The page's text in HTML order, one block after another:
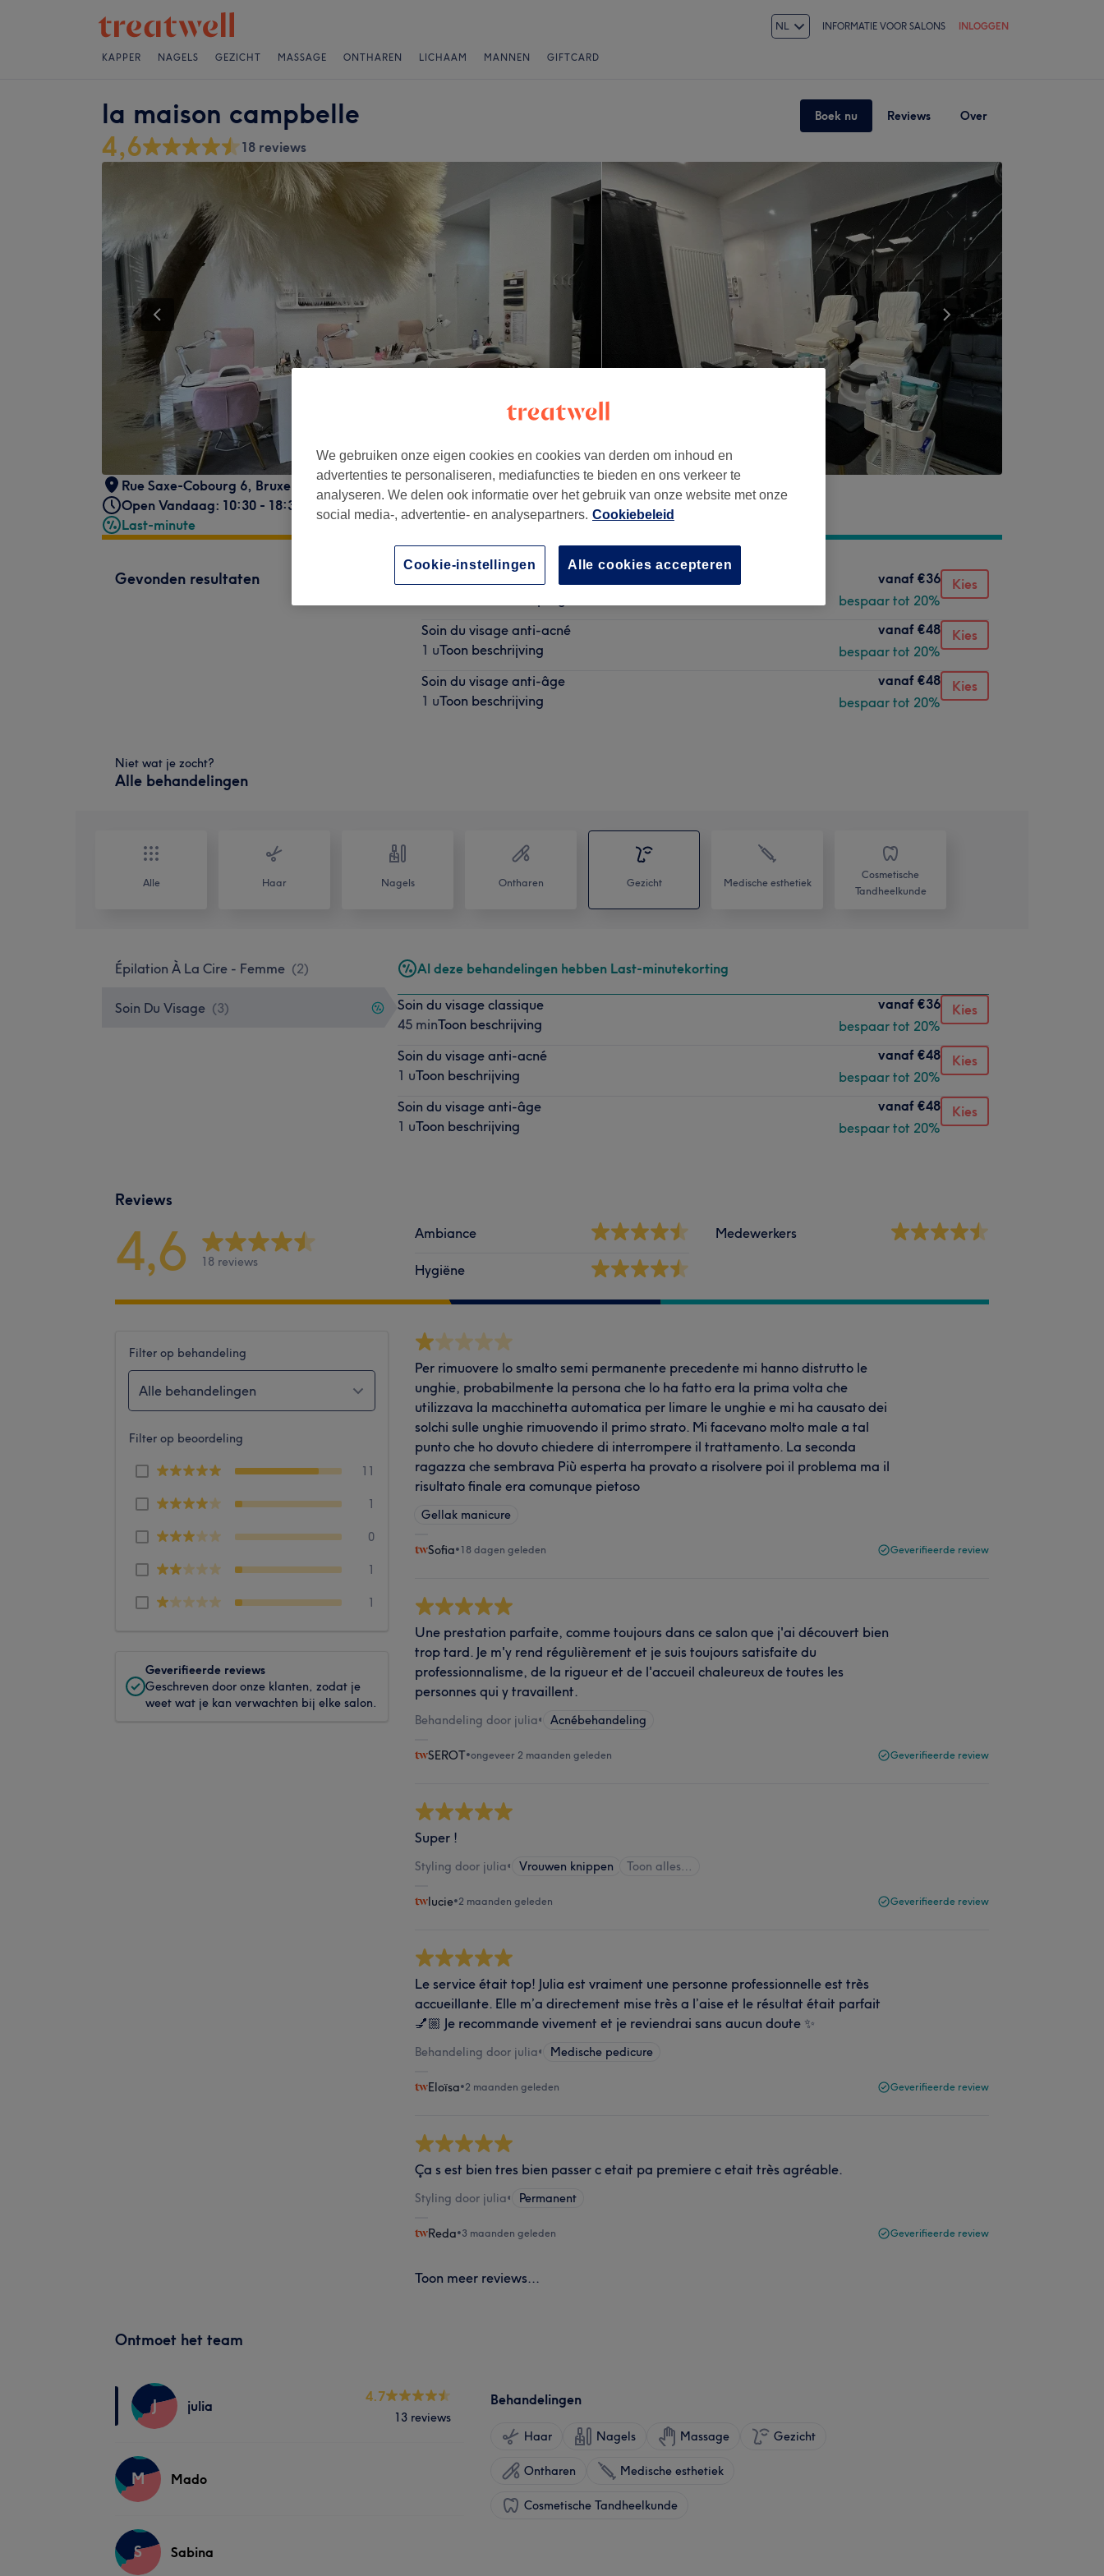
NL INFORMATIE VOOR SALONS INLOGGEN
KAPPER NAGELS GEZICHT MASSAGE ONTHAREN LICHAAM MANNEN GIFTCARD
la maison campbelle Boek nu Reviews Over
4,6 18 reviews
Rue Saxe-Cobourg 6, Bruxelles
Open Vandaag: 10:30 - 18:30
Last-minute
Gevonden resultaten vanaf €36
bespaar tot 20%
Kies
Soin du visage anti-acné
1 uToon beschrijving
vanaf €48
bespaar tot 20%
Kies
Soin du visage anti-âge
1 uToon beschrijving
vanaf €48
bespaar tot 20%
Kies
Niet wat je zocht?
Alle behandelingen
Alle Haar Nagels Ontharen Gezicht Medische esthetiek
Cosmetische
Tandheelkunde
Épilation À La Cire - Femme (2)
Soin Du Visage (3)
Al deze behandelingen hebben Last-minutekorting
Soin du visage classique
45 minToon beschrijving
vanaf €36
bespaar tot 20%
Kies
Soin du visage anti-acné
1 uToon beschrijving
vanaf €48
bespaar tot 20%
Kies
Soin du visage anti-âge
1 uToon beschrijving
vanaf €48
bespaar tot 20%
Kies
Reviews
4,6 18 reviews
Ambiance
Hygiëne
Medewerkers
Filter op behandeling
Alle behandelingen
Filter op beoordeling
11
1
0
1
1
Geverifieerde reviews
Geschreven door onze klanten, zodat je
weet wat je kan verwachten bij elke salon.
Per rimuovere lo smalto semi permanente precedente mi hanno distrutto le
unghie, probabilmente la persona che lo ha fatto era la prima volta che
utilizzava la macchinetta automatica per limare le unghie e mi ha causato dei
solchi sulle unghie rimuovendo il primo strato. Mi facevano molto male a tal
punto che ho dovuto chiedere di interrompere il trattamento. La seconda
ragazza che sembrava Più esperta ha provato a risolvere poi il problema ma il
risultato finale era comunque pietoso
Gellak manicure
Sofia•18 dagen geleden Geverifieerde review
Une prestation parfaite, comme toujours dans ce salon que j'ai découvert bien
trop tard. Je m'y rend régulièrement et je suis toujours satisfaite du
professionnalisme, de la rigueur et de l'accueil chaleureux de toutes les
personnes qui y travaillent.
Behandeling door julia• Acnébehandeling
SEROT•ongeveer 2 maanden geleden Geverifieerde review
Super !
Styling door julia• Vrouwen knippen Toon alles…
lucie•2 maanden geleden Geverifieerde review
Le service était top! Julia est vraiment une personne professionnelle est très
accueillante. Elle m’a directement mise très a l’aise et le résultat était parfait
💅🏼 Je recommande vivement et je reviendrai sans aucun doute ✨
Behandeling door julia• Medische pedicure
Eloïsa•2 maanden geleden Geverifieerde review
Ça s est bien tres bien passer c etait pa premiere c etait très agréable.
Styling door julia• Permanent
Reda•3 maanden geleden Geverifieerde review
Toon meer reviews...
Ontmoet het team
J julia
4.7
13 reviews
M Mado
S Sabina
Behandelingen
Haar Nagels Massage Gezicht
Ontharen Medische esthetiek
Cosmetische Tandheelkunde
We gebruiken onze eigen cookies en cookies van derden om inhoud en
advertenties te personaliseren, mediafuncties te bieden en ons verkeer te
analyseren. We delen ook informatie over het gebruik van onze website met onze
social media-, advertentie- en analysepartners. Cookiebeleid
Alle cookies accepteren
Cookie-instellingen